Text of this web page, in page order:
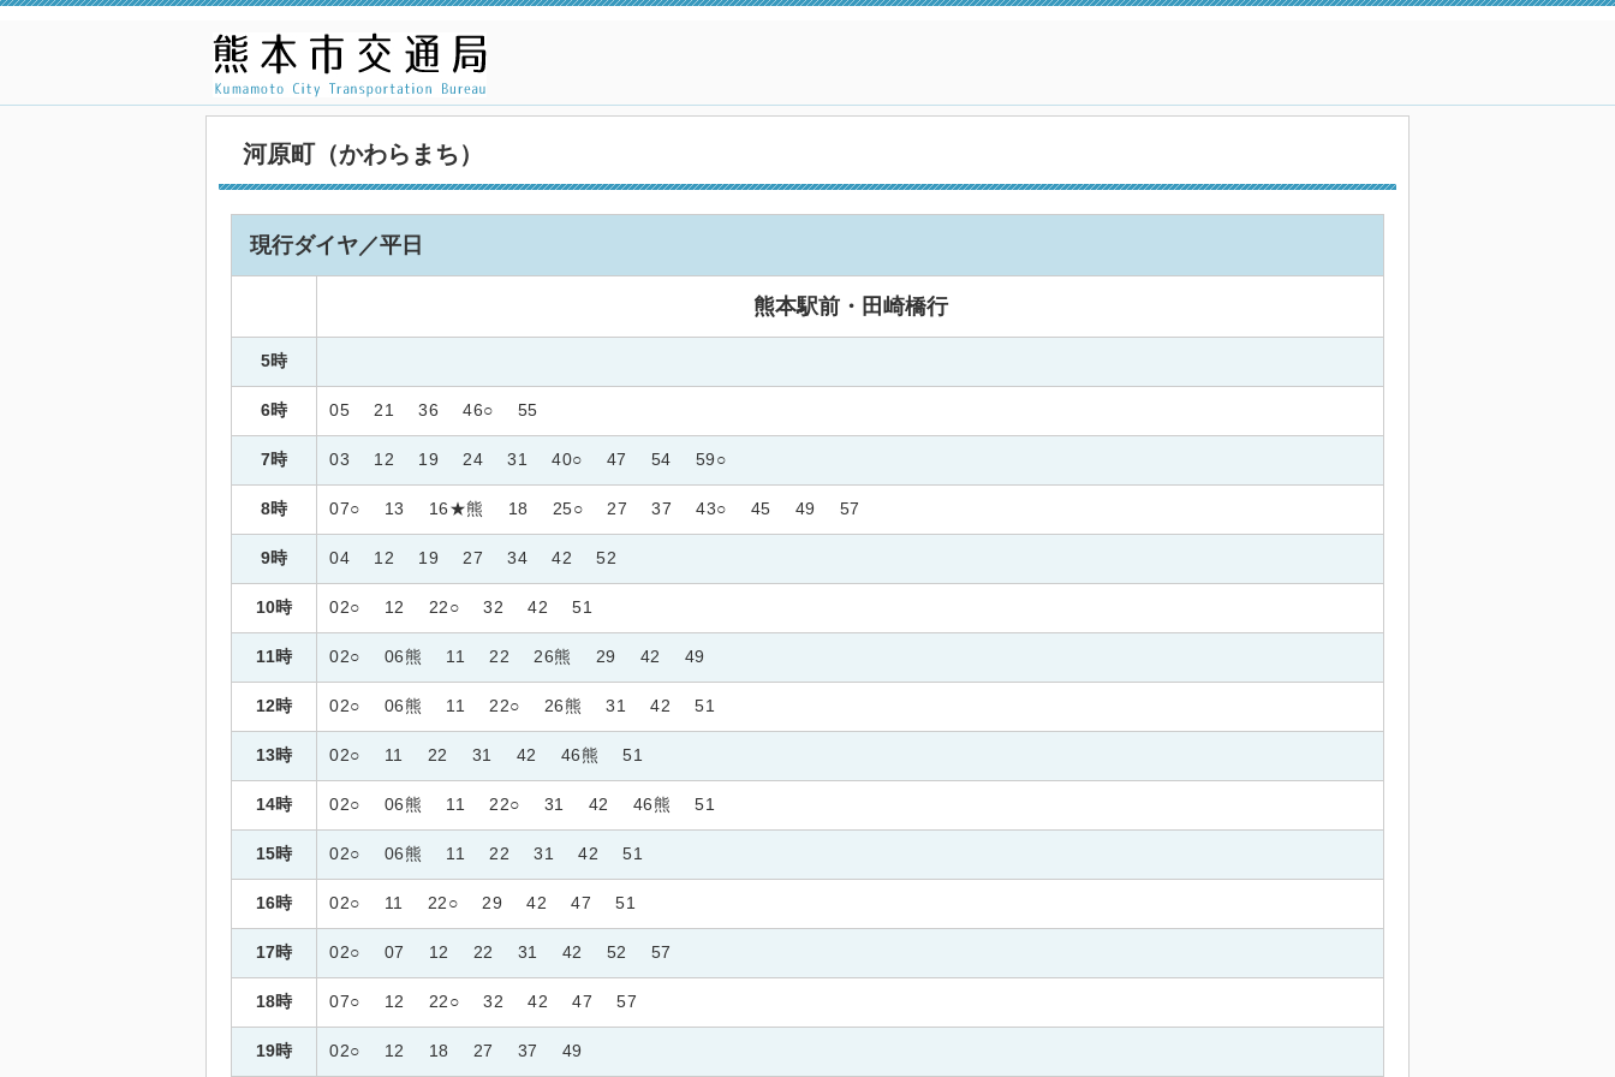
河原町（かわらまち）
現行ダイヤ／平日
熊本駅前・田崎橋行
5時
6時 05 21 36 46○ 55
7時 03 12 19 24 31 40○ 47 54 59○
8時 07○ 13 16★熊 18 25○ 27 37 43○ 45 49 57
9時 04 12 19 27 34 42 52
10時 02○ 12 22○ 32 42 51
11時 02○ 06熊 11 22 26熊 29 42 49
12時 02○ 06熊 11 22○ 26熊 31 42 51
13時 02○ 11 22 31 42 46熊 51
14時 02○ 06熊 11 22○ 31 42 46熊 51
15時 02○ 06熊 11 22 31 42 51
16時 02○ 11 22○ 29 42 47 51
17時 02○ 07 12 22 31 42 52 57
18時 07○ 12 22○ 32 42 47 57
19時 02○ 12 18 27 37 49